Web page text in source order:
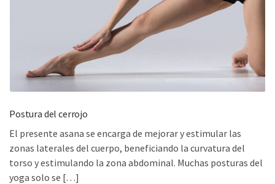
Postura del cerrojo
El presente asana se encarga de mejorar y estimular las
zonas laterales del cuerpo, beneficiando la curvatura del
torso y estimulando la zona abdominal. Muchas posturas del
yoga solo se […]